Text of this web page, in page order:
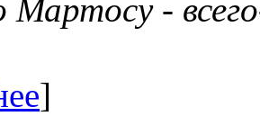
Мартосу -
]